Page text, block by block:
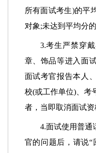
所有面试考生)的平
对象;未达到平均分
3.考生严禁穿
章、饰品等进入面
面试考官报告本人
校(或工作单位)、考
者，当即取消面试资
4.面试使用普通
官的问题后，请说“